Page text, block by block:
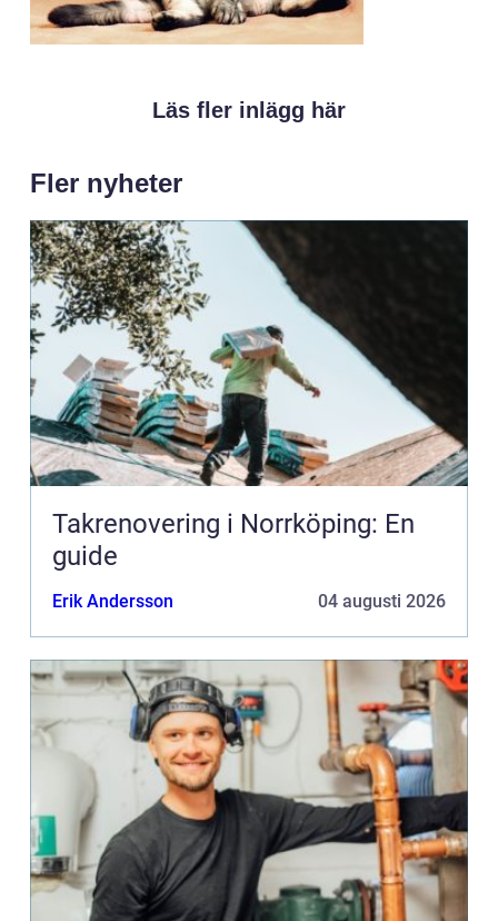
Läs fler inlägg här
Fler nyheter
Takrenovering i Norrköping: En
guide
Erik Andersson 04 augusti 2026